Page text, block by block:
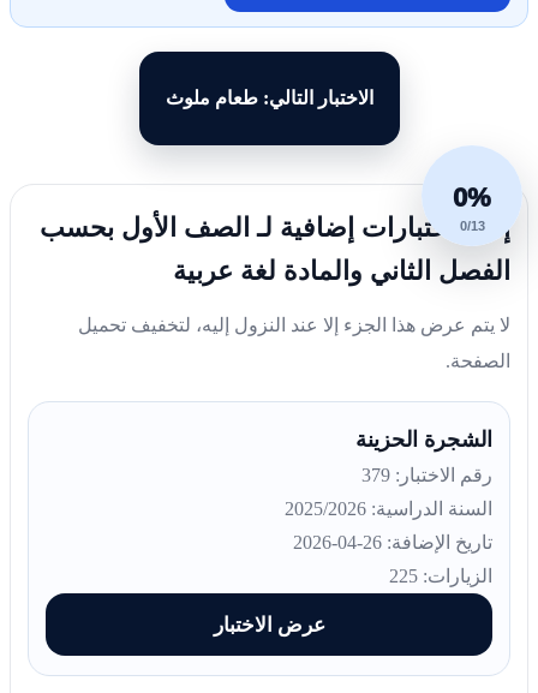
الاختبار التالي: طعام ملوث
0%
0/13
إليك اختبارات إضافية لـ الصف الأول بحسب
الفصل الثاني والمادة لغة عربية
لا يتم عرض هذا الجزء إلا عند النزول إليه، لتخفيف تحميل
الصفحة.
الشجرة الحزينة
رقم الاختبار: 379
السنة الدراسية: 2025/2026
تاريخ الإضافة: 26-04-2026
الزيارات: 225
عرض الاختبار